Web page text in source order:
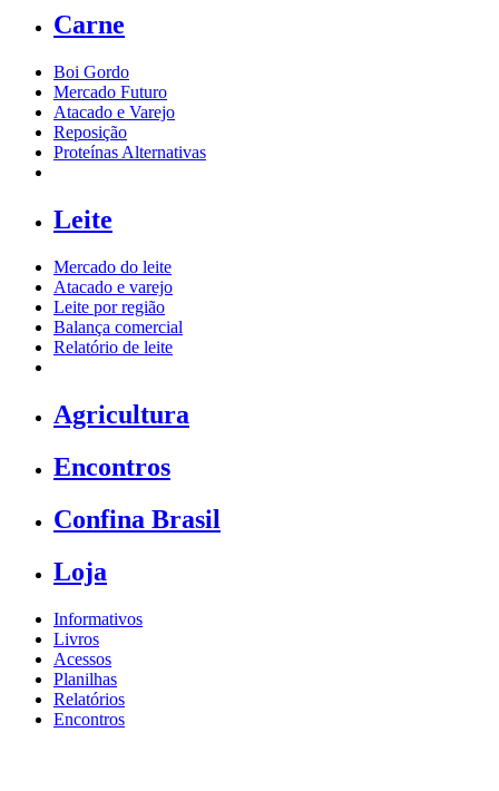
Carne
Boi Gordo
Mercado Futuro
Atacado e Varejo
Reposição
Proteínas Alternativas
Leite
Mercado do leite
Atacado e varejo
Leite por região
Balança comercial
Relatório de leite
Agricultura
Encontros
Confina Brasil
Loja
Informativos
Livros
Acessos
Planilhas
Relatórios
Encontros